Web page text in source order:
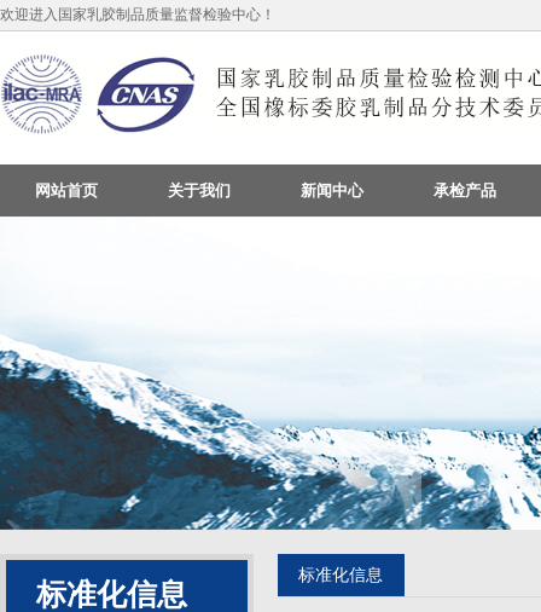
欢迎进入国家乳胶制品质量监督检验中心！
网站首页 关于我们 新闻中心 承检产品
标准化信息
标准化信息